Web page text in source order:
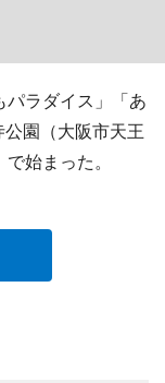
パラダイス」「あ
園（大阪市天王
始まった。